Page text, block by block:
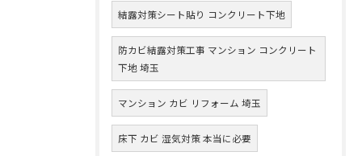
結露対策シート貼り コンクリート下地
防カビ結露対策工事 マンション コンクリート
下地 埼玉
マンション カビ リフォーム 埼玉
床下 カビ 湿気対策 本当に必要